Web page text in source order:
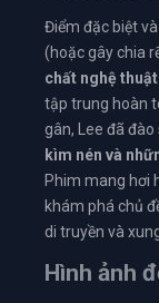
Điểm đặc biệt
(hoặc gây chia
chất nghệ
tập trung hoàn
gân, Lee đã đào
kìm nén và
Phim mang hơi
khám phá chủ
di truyền và
Hình ảnh